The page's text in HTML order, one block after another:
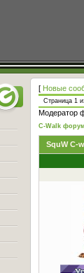
[ Новые
Страница 1
Модератор
C-Walk
SquW C-